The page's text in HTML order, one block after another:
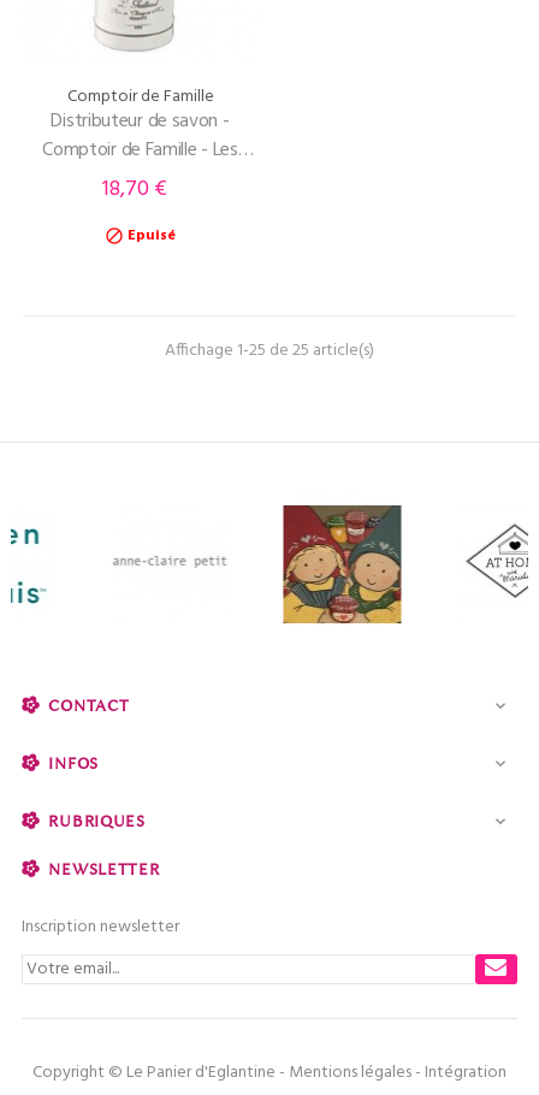
Comptoir de Famille
Distributeur de savon -
Comptoir de Famille - Les
bains
Prix
18,70 €
 Epuisé
Affichage 1-25 de 25 article(s)
CONTACT 
INFOS 
RUBRIQUES 
NEWSLETTER
Inscription newsletter
Copyright © Le Panier d'Eglantine - Mentions légales- Intégration